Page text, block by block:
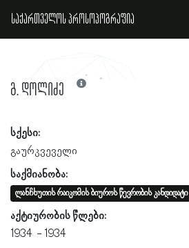
საქართველოს პროსოპოგრაფია
გ. დოლიძე
სქესი:
გაურკვეველი
საქმიანობა:
ლანჩხუთის რაიკომის ბიუროს წევრობის კანდიდატი
აქტიურობის წლები:
1934
1934